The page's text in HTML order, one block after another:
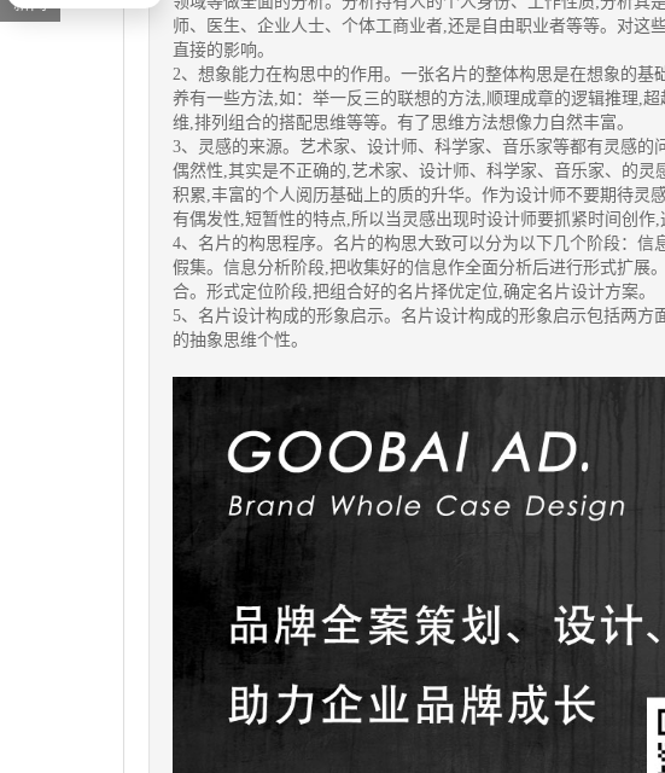
师、医生、企业人士、个体工商业者,还是自由职业者等等。对这
直接的影响。
2、想象能力在构思中的作用。一张名片的整体构思是在想象的
养有一些方法,如：举一反三的联想的方法,顺理成章的逻辑推理,
维,排列组合的搭配思维等等。有了思维方法想像力自然丰富。
3、灵感的来源。艺术家、设计师、科学家、音乐家等都有灵感
偶然性,其实是不正确的,艺术家、设计师、科学家、音乐家、的
积累,丰富的个人阅历基础上的质的升华。作为设计师不要期待灵
有偶发性,短暂性的特点,所以当灵感出现时设计师要抓紧时间创作
4、名片的构思程序。名片的构思大致可以分为以下几个阶段：
假集。信息分析阶段,把收集好的信息作全面分析后进行形式扩展
合。形式定位阶段,把组合好的名片择优定位,确定名片设计方案。
5、名片设计构成的形象启示。名片设计构成的形象启示包括两
的抽象思维个性。